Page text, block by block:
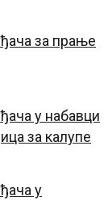
за прање
у набавци
за калупе
у